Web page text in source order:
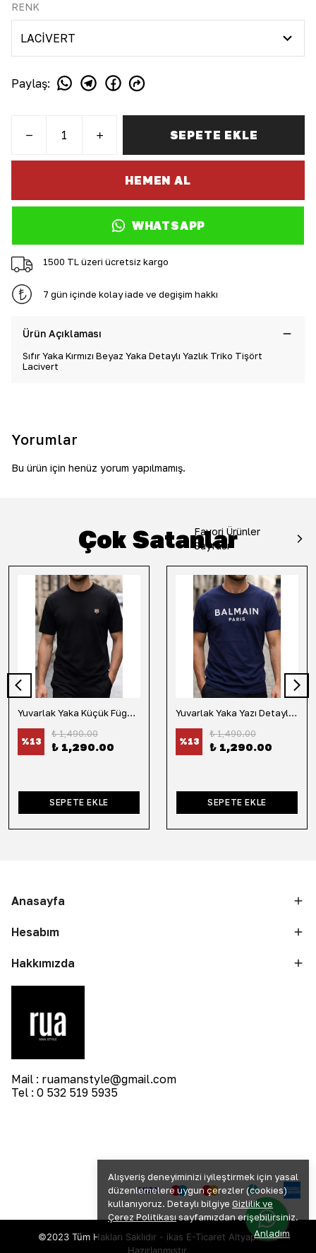
Alışveriş deneyiminizi iyileştirmek için yasal
düzenlemelere uygun çerezler (cookies)
kullanıyoruz. Detaylı bilgiye Gizlilik ve
Çerez Politikası sayfamızdan erişebilirsiniz.
Anladım
RENK
Paylaş:
SEPETE EKLE
HEMEN AL
WHATSAPP
1500 TL üzeri ücretsiz kargo
7 gün içinde kolay iade ve değişim hakkı
Ürün Açıklaması
Sıfır Yaka Kırmızı Beyaz Yaka Detaylı Yazlık Triko Tişört
Lacivert
Yorumlar
Bu ürün için henüz yorum yapılmamış.
Çok Satanlar
Favori Ürünler
Sayfası
Yuvarlak Yaka Küçük Fügür Detaylı Tişört-Siyah
%13
₺ 1,490.00
₺ 1,290.00
SEPETE EKLE
Yuvarlak Yaka Yazı Detaylı Tişört-Lacivert
%13
₺ 1,490.00
₺ 1,290.00
SEPETE EKLE
Anasayfa
Hesabım
Hakkımızda
Mail : ruamanstyle@gmail.com
Tel : 0 532 519 5935
©2023 Tüm Hakları Saklıdır - ikas E-Ticaret Altyapısı ile
Hazırlanmıştır.